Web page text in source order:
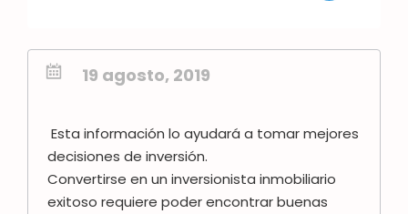
19 agosto, 2019
Esta información lo ayudará a tomar mejores
decisiones de inversión.
Convertirse en un inversionista inmobiliario
exitoso requiere poder encontrar buenas